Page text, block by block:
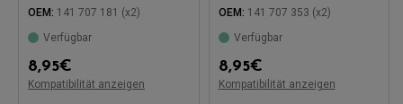
OEM: 141 707 181 (x2)
Verfügbar
8,95€
Kompatibilität anzeigen
OEM: 141 707 353 (x2)
Verfügbar
8,95€
Kompatibilität anzeigen